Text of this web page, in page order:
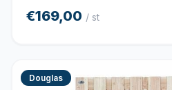
€169,00 / st
Douglas